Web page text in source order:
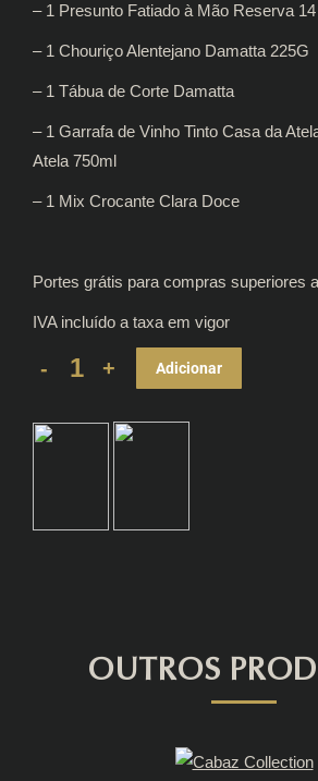
– 1 Presunto Fatiado à Mão Reserva
– 1 Chouriço Alentejano Damatta 225G
– 1 Tábua de Corte Damatta
– 1 Garrafa de Vinho Tinto Casa da
Atela 750ml
– 1 Mix Crocante Clara Doce
Portes grátis para compras superiores
IVA incluído a taxa em vigor
Cabaz
quantity
Adicionar
OUTROS